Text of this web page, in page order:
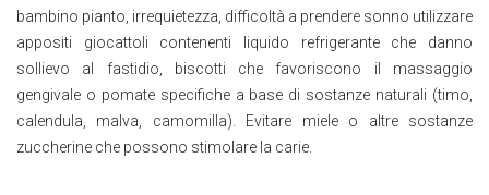
bambino pianto, irrequietezza, difficoltà a prendere sonno utilizzare
appositi giocattoli contenenti liquido refrigerante che danno
sollievo al fastidio, biscotti che favoriscono il massaggio
gengivale o pomate specifiche a base di sostanze naturali (timo,
calendula, malva, camomilla). Evitare miele o altre sostanze
zuccherine che possono stimolare la carie.